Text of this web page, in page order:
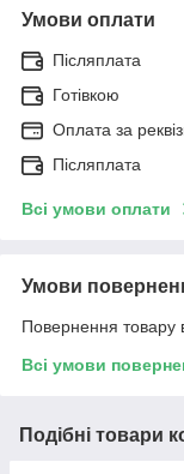
Умови оплати
Післяплата
Готівкою
Оплата за
Післяплата
Всі умови оплати
Умови
Повернення товару
Всі умови
Подібні товари